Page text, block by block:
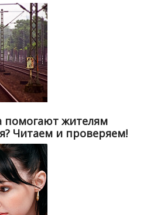
помогают жителям
Читаем и проверяем!